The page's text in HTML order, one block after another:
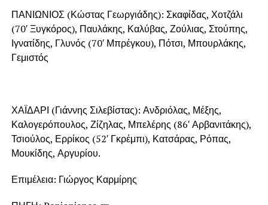
ΠΑΝΙΩΝΙΟΣ (Κώστας Γεωργιάδης): Σκαφίδας, Χοτζάλι
(70′ Ξυγκόρος), Παυλάκης, Καλύβας, Ζούλιας, Στούπης,
Ιγνατίδης, Γλυνός (70′ Μπρέγκου), Πότσι, Μπουρλάκης,
Γεμιστός
ΧΑΪΔΑΡΙ (Γιάννης Σιλεβίστας): Ανδριόλας, Μέξης,
Καλογερόπουλος, Ζίζηλας, Μπελέρης (86′ Αρβανιτάκης),
Τσιούλος, Ερρίκος (52′ Γκρέμπι), Κατσάρας, Ρόπας,
Μουκίδης, Αργυρίου.
Επιμέλεια: Γιώργος Καρμίρης